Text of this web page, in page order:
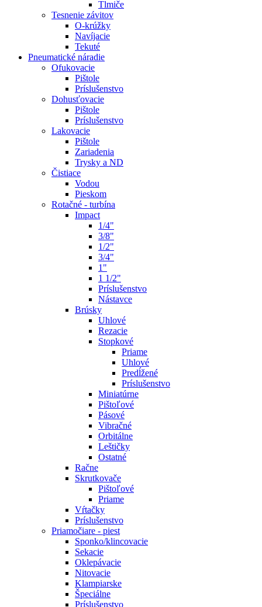
Tlmiče
Tesnenie závitov
O-krúžky
Navíjacie
Tekuté
Pneumatické náradie
Ofukovacie
Pištole
Príslušenstvo
Dohusťovacie
Pištole
Príslušenstvo
Lakovacie
Pištole
Zariadenia
Trysky a ND
Čistiace
Vodou
Pieskom
Rotačné - turbína
Impact
1/4"
3/8"
1/2"
3/4"
1"
1 1/2"
Príslušenstvo
Nástavce
Brúsky
Uhlové
Rezacie
Stopkové
Priame
Uhlové
Predĺžené
Príslušenstvo
Miniatúrne
Pištoľové
Pásové
Vibračné
Orbitálne
Leštičky
Ostatné
Račne
Skrutkovače
Pištoľové
Priame
Vŕtačky
Príslušenstvo
Priamočiare - piest
Sponko/klincovacie
Sekacie
Oklepávacie
Nitovacie
Klampiarske
Špeciálne
Príslušenstvo